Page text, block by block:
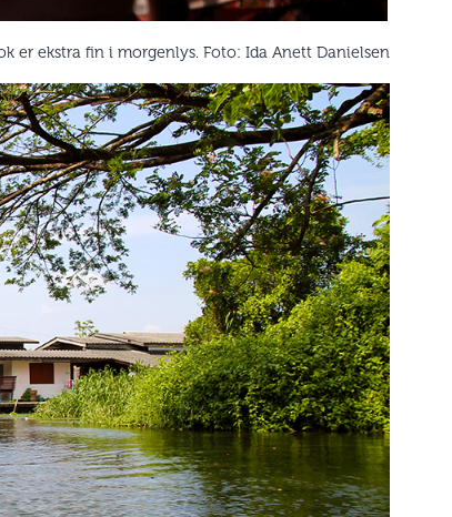
er ekstra fin i morgenlys. Foto: Ida Anett Danielsen